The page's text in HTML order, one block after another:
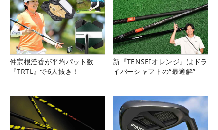
仲宗根澄香が平均パット数
『TRTL』で6人抜き！
新『TENSEIオレンジ』はドラ
イバーシャフトの“最適解”